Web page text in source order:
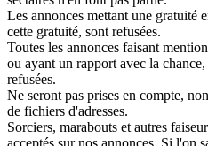
Les annonces mettant une gratuité
cette gratuité, sont refusées.
Toutes les annonces faisant
ou ayant un rapport avec la
refusées.
Ne seront pas prises en compte,
de fichiers d'adresses.
Sorciers, marabouts et autres
acceptés sur nos annonces. Si l'on